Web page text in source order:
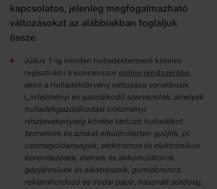
kapcsolatos, jelenleg megfogalmazható
változásokat az alábbiakban foglaljuk
össze.
Július 1-ig minden hulladéktermelő köteles
regisztrálni a koncesszor online rendszerébe,
akire a Hulladéktörvény változása vonatkozik
(„intézményi és gazdálkodó szervezetek, amelyek
hulladékgazdálkodási intézményi
résztevékenység körébe tartozó hulladékot
termelnek és azokat elkülönítetten gyűjtik, pl.
csomagolóanyagok, elektromos és elektronikus
berendezések, elemek és akkumulátorok,
gépjárművek és alkatrészeik, gumiabroncs,
reklámhordozó és irodai papír, használt sütőolaj,